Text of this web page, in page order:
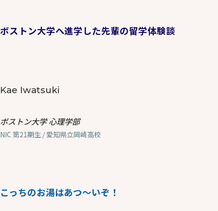
ボストン大学へ進学した先輩の留学体験談
Kae Iwatsuki
ボストン大学 心理学部
NIC 第21期生 / 愛知県立岡崎高校
こっちのお湯はあつ～いぞ！